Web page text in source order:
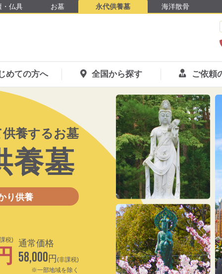
・仏具 お墓 永代供養墓 海洋散骨
めての方へ 全国から探す ご依頼
供養するお墓
養墓
り供養
税) 通常価格
58,000 円 (非課税)
※一部地域を除く